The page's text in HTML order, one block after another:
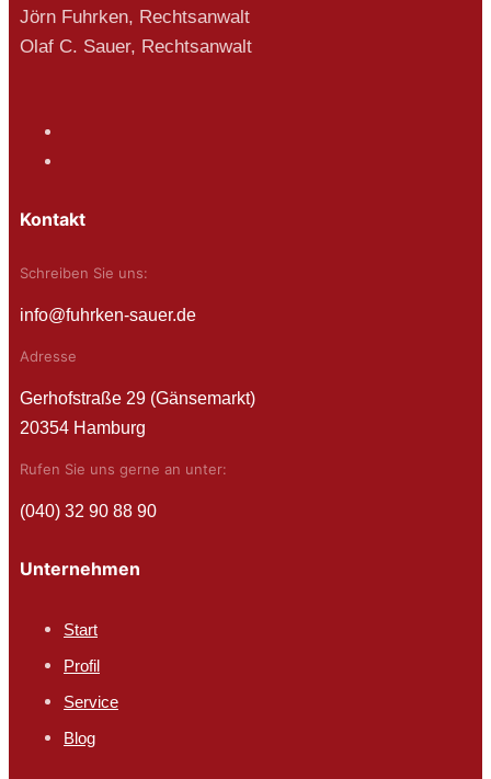
Jörn Fuhrken, Rechtsanwalt
Olaf C. Sauer, Rechtsanwalt
Kontakt
Schreiben Sie uns:
info@fuhrken-sauer.de
Adresse
Gerhofstraße 29 (Gänsemarkt)
20354 Hamburg
Rufen Sie uns gerne an unter:
(040) 32 90 88 90
Unternehmen
Start
Profil
Service
Blog